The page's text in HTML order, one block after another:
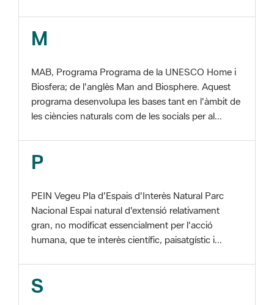
Biosfera; de l'anglès Man and Biosphere. Aquest
les ciències naturals com de les socials per al...
P
Nacional Espai natural d'extensió relativament
humana, que te interès científic, paisatgístic i...
S
l'anglès GIS, Geographic Information System. La